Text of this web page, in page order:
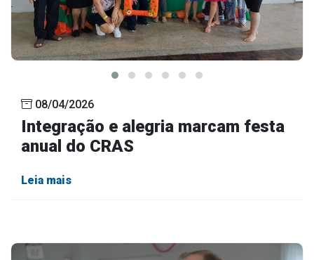
08/04/2026
Integração e alegria marcam festa
anual do CRAS
Leia mais